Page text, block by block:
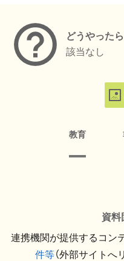
どうやった
該当なし
教育
資料
連携機関が提供するコン
件等（外部サイトへ